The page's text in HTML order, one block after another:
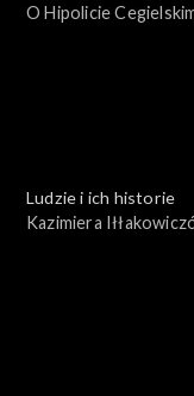
O Hipolicie
Ludzie i ich historie
Kazimiera